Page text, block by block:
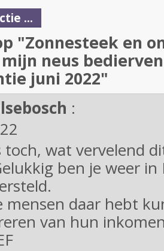
...
"Zonnesteek en
neus
juni 2022"
:
toch, wat vervelend
ben je weer in
mensen daar hebt
van hun